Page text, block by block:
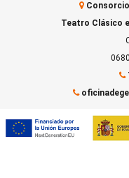
Teatro Clásico